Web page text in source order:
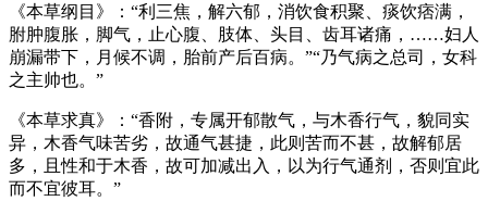
《本草纲目》：“利三焦，解六郁，消饮食积聚、痰饮痞满，
胕肿腹胀，脚气，止心腹、肢体、头目、齿耳诸痛，……妇人
崩漏带下，月候不调，胎前产后百病。”“乃气病之总司，女科
之主帅也。”
《本草求真》：“香附，专属开郁散气，与木香行气，貌同实
异，木香气味苦劣，故通气甚捷，此则苦而不甚，故解郁居
多，且性和于木香，故可加减出入，以为行气通剂，否则宜此
而不宜彼耳。”